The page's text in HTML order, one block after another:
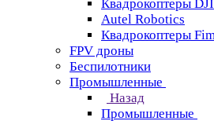
Квадрокоптеры DJI
Autel Robotics
Квадрокоптеры
FPV дроны
Беспилотники
Промышленные
Назад
Промышленные